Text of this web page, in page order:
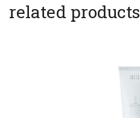
related products